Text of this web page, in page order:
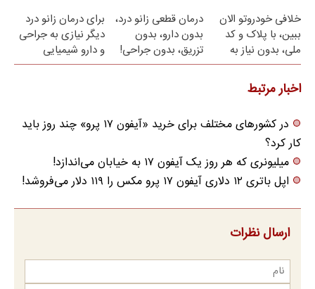
می‌کنی✅پرسشنامه
خلافی خودروتو الان
ببین، با پلاک و کد
ملی، بدون نیاز به
مراجعه حضوری
درمان قطعی زانو درد،
بدون دارو، بدون
تزریق، بدون جراحی!
(پرسش‌نامه)
برای درمان زانو درد
دیگر نیازی به جراحی
و دارو شیمیایی
نیست(پرسش‌نامه)
اخبار مرتبط
در کشورهای مختلف برای خرید «آیفون ۱۷ پرو» چند روز باید
کار کرد؟
میلیونری که هر روز یک آیفون ۱۷ به خیابان می‌اندازد!
اپل باتری ۱۲ دلاری آیفون ۱۷ پرو مکس را ۱۱۹ دلار می‌فروشد!
ارسال نظرات